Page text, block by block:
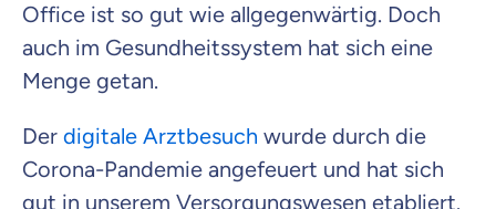
Office ist so gut wie allgegenwärtig. Doch
auch im Gesundheitssystem hat sich eine
Menge getan.
Der digitale Arztbesuch wurde durch die
Corona-Pandemie angefeuert und hat sich
gut in unserem Versorgungswesen etabliert.